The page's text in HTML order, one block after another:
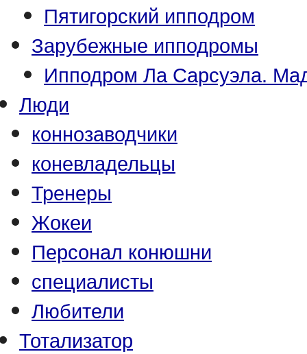
Пятигорский ипподром
Зарубежные ипподромы
Ипподром Ла Сарсуэла.
Люди
коннозаводчики
коневладельцы
Тренеры
Жокеи
Персонал конюшни
специалисты
Любители
Тотализатор